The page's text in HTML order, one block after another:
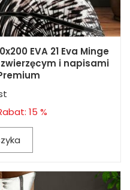
EVA 21 Eva Minge
i napisami
15 %